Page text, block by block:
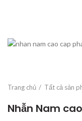
Trang chủ Tất cả sản
Nhẫn Nam